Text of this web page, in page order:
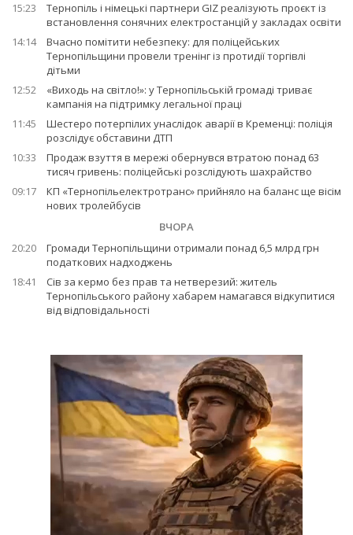
15:23
Тернопіль і німецькі партнери GIZ реалізують проєкт із
встановлення сонячних електростанцій у закладах освіти
14:14
Вчасно помітити небезпеку: для поліцейських
Тернопільщини провели тренінг із протидії торгівлі
дітьми
12:52
«Виходь на світло!»: у Тернопільській громаді триває
кампанія на підтримку легальної праці
11:45
Шестеро потерпілих унаслідок аварії в Кременці: поліція
розслідує обставини ДТП
10:33
Продаж взуття в мережі обернувся втратою понад 63
тисяч гривень: поліцейські розслідують шахрайство
09:17
КП «Тернопільелектротранс» прийняло на баланс ще вісім
нових тролейбусів
ВЧОРА
20:20
Громади Тернопільщини отримали понад 6,5 млрд грн
податкових надходжень
18:41
Сів за кермо без прав та нетверезий: житель
Тернопільського району хабарем намагався відкупитися
від відповідальності